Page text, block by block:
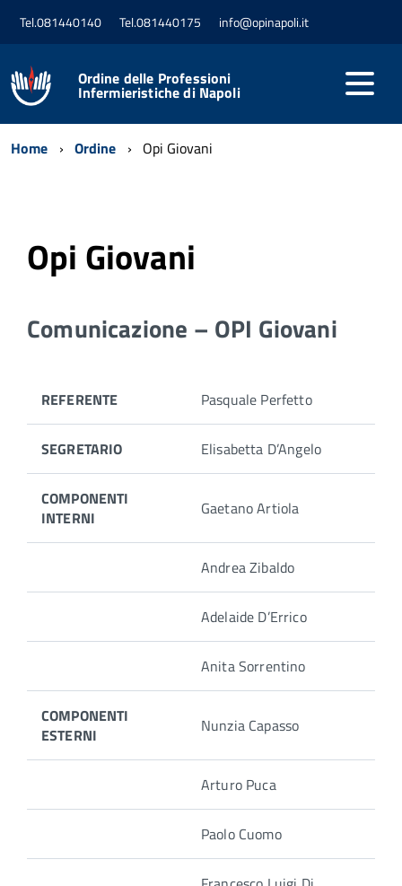
Tel.081440140 Tel.081440175 info@opinapoli.it
Ordine delle Professioni
Infermieristiche di Napoli
Home Ordine Opi Giovani
Opi Giovani
Comunicazione – OPI Giovani
REFERENTE Pasquale Perfetto
SEGRETARIO Elisabetta D’Angelo
COMPONENTI
INTERNI
Gaetano Artiola
Andrea Zibaldo
Adelaide D’Errico
Anita Sorrentino
COMPONENTI
ESTERNI
Nunzia Capasso
Arturo Puca
Paolo Cuomo